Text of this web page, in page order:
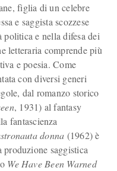
figlia di un celebre
e saggista scozzese
politica e nella difesa dei
letteraria comprende più
e poesia. Come
con diversi generi
dal romanzo storico
, 1931) al fantasy
fantascienza
donna (1962) è
saggistica
We Have Been Warned